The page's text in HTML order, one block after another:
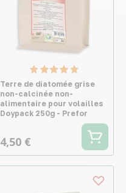
Terre de diatomée grise
non-calcinée non-
alimentaire pour volailles
Doypack 250g - Prefor
4,50 €